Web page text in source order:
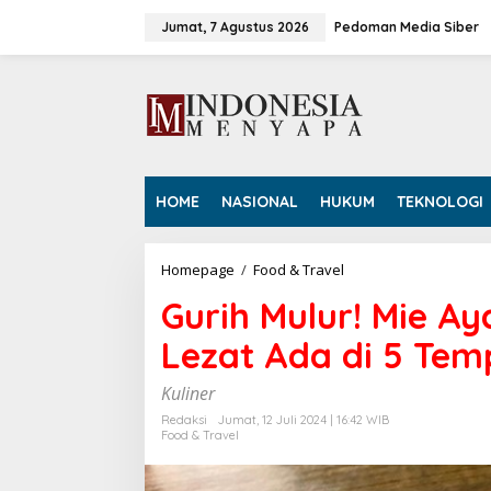
Jumat, 7 Agustus 2026 Pedoman Media Siber
HOME NASIONAL HUKUM TEKNOLOGI
Homepage / Food & Travel
r
h
M
u
!
M
Gurih Mulur! Mie
Lezat Ada di 5
Kuliner
Redaksi
Jumat, 12 Juli 2024 | 16:42 WIB
Food & Travel